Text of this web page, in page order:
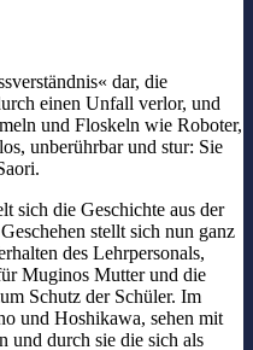
dar, die
einen Unfall verlor, und
und Floskeln wie Roboter,
unberührbar und stur: Sie
sich die Geschichte aus der
stellt sich nun ganz
des Lehrpersonals,
Muginos Mutter und die
Schutz der Schüler. Im
und Hoshikawa, sehen mit
und durch sie die sich als